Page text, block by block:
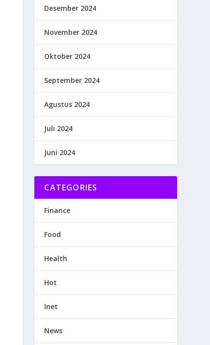
Desember 2024
November 2024
Oktober 2024
September 2024
Agustus 2024
Juli 2024
Juni 2024
CATEGORIES
Finance
Food
Health
Hot
Inet
News